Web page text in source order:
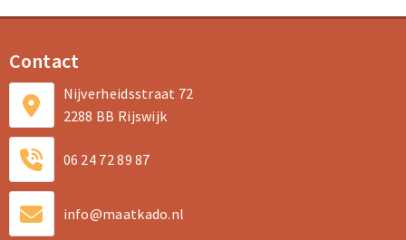
Contact
Nijverheidsstraat 72
2288 BB Rijswijk
06 24 72 89 87
info@maatkado.nl